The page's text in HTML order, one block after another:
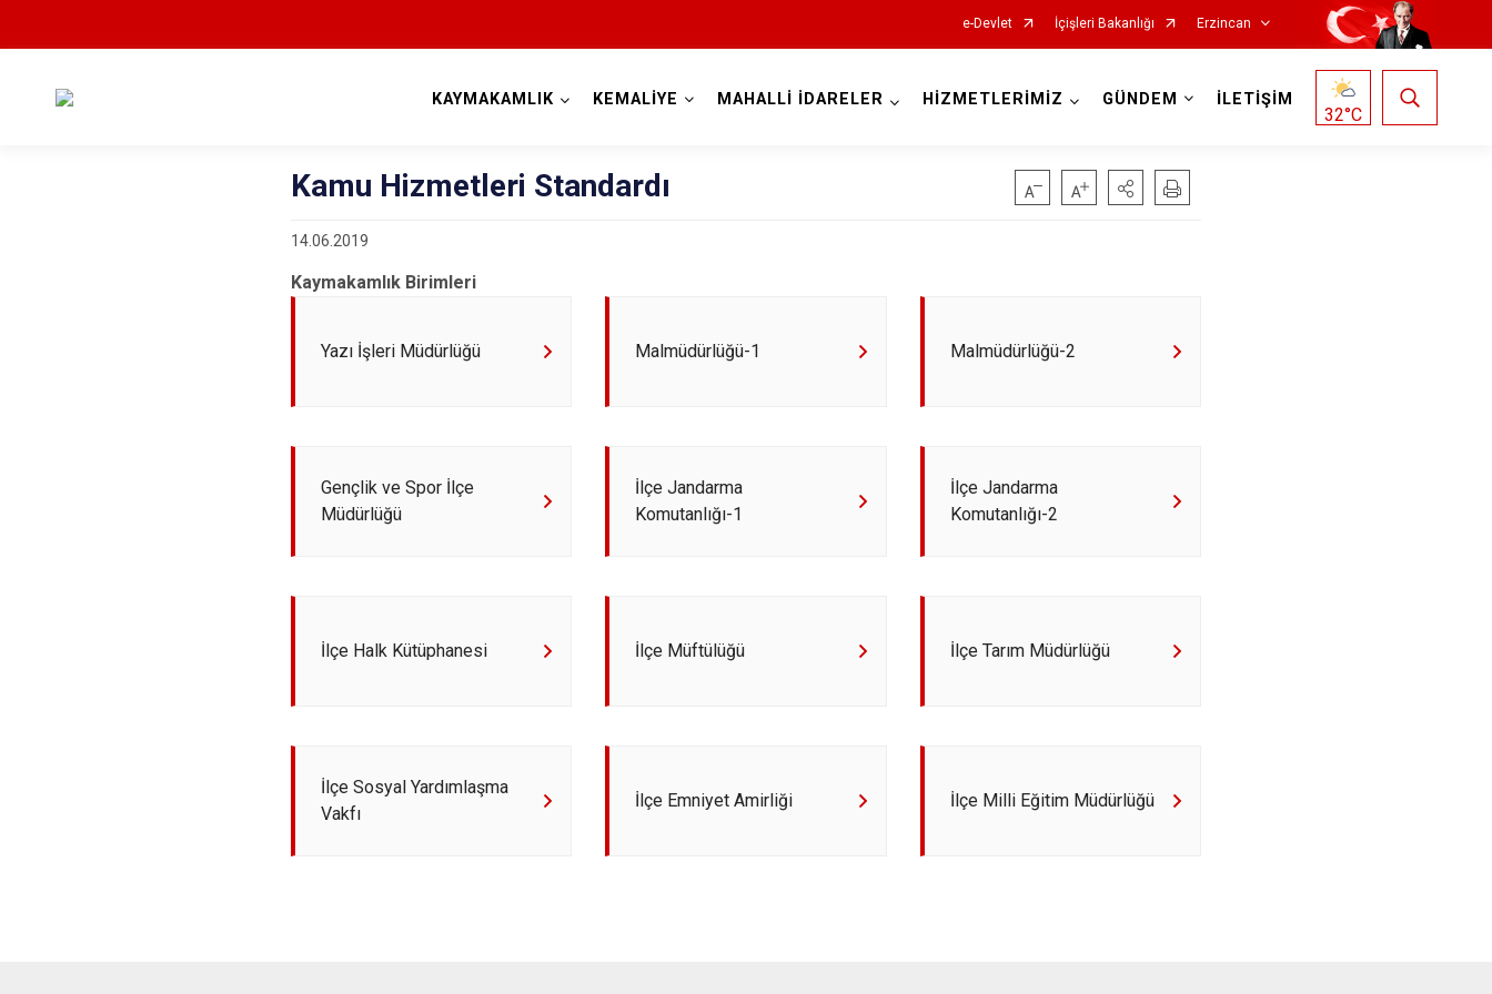
e-Devlet İçişleri Bakanlığı Erzincan
Kemah
Kemaliye
Otlukbeli
Refahiye
Tercan
Üzümlü
KAYMAKAMLIK KEMALİYE MAHALLİ İDARELER HİZMETLERİMİZ GÜNDEM İLETİŞİM
32°C
Kamu Hizmetleri Standardı
14.06.2019
Kaymakamlık Birimleri
Yazı İşleri Müdürlüğü Malmüdürlüğü-1 Malmüdürlüğü-2
Gençlik ve Spor İlçe
Müdürlüğü
İlçe Jandarma
Komutanlığı-1
İlçe Jandarma
Komutanlığı-2
İlçe Halk Kütüphanesi İlçe Müftülüğü İlçe Tarım Müdürlüğü
İlçe Sosyal Yardımlaşma
Vakfı
İlçe Emniyet Amirliği İlçe Milli Eğitim Müdürlüğü